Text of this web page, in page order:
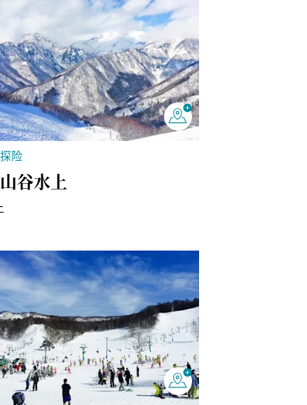
险
谷水上